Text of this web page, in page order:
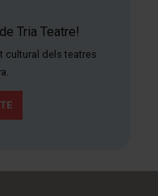
Tria Teatre!
cultural dels teatres